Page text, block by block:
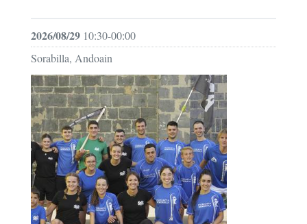
2026/08/29 10:30-00:00
Sorabilla, Andoain